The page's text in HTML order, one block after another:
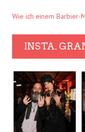
Wie ich einem Barbier-
INSTA.